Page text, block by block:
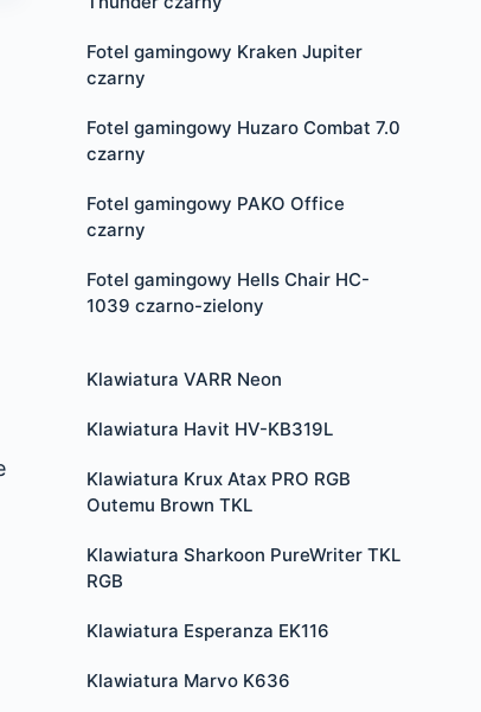
Fotel gamingowy Kraken Jupiter
czarny
Fotel gamingowy Huzaro Combat 7.0
czarny
Fotel gamingowy PAKO Office
czarny
Fotel gamingowy Hells Chair HC-
1039 czarno-zielony
Klawiatura VARR Neon
Klawiatura Havit HV-KB319L
Klawiatura Krux Atax PRO RGB
Outemu Brown TKL
Klawiatura Sharkoon PureWriter TKL
RGB
Klawiatura Esperanza EK116
Klawiatura Marvo K636